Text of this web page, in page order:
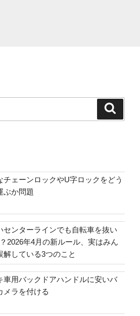
チェーンロックやU字ロックをどう
ぶか問題
センターラインでも自転車を抜い
2026年4月の新ルール、実はみん
解している3つのこと
車用バックドアハンドルに安いバ
メラを付ける